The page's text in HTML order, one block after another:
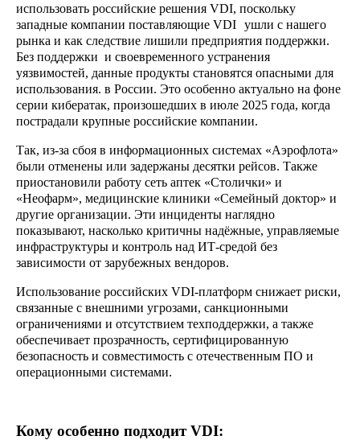
использовать российские решения VDI, поскольку
западные компании поставляющие VDI ушли с нашего
рынка и как следствие лишили предприятия поддержки.
Без поддержки и своевременного устранения
уязвимостей, данные продукты становятся опасными для
использования. в России. Это особенно актуально на фоне
серии кибератак, произошедших в июле 2025 года, когда
пострадали крупные российские компании.
Так, из-за сбоя в информационных системах «Аэрофлота»
были отменены или задержаны десятки рейсов. Также
приостановили работу сеть аптек «Столички» и
«Неофарм», медицинские клиники «Семейный доктор» и
другие организации. Эти инциденты наглядно
показывают, насколько критичны надёжные, управляемые
инфраструктуры и контроль над ИТ-средой без
зависимости от зарубежных вендоров.
Использование российских VDI-платформ снижает риски,
связанные с внешними угрозами, санкционными
ограничениями и отсутствием техподдержки, а также
обеспечивает прозрачность, сертифицированную
безопасность и совместимость с отечественным ПО и
операционными системами.
Кому особенно подходит VDI:
Профиль продукции ТОНК: от
компактности до масштабируемости
23.10 2025
В КГТУ открылась лаборатория
виртуализации для обучения
информационной безопасности на
решениях Тонк Азия